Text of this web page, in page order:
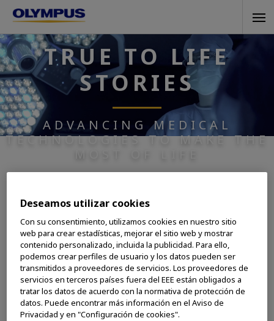
Skip
main
content TRUE TO LIFE
STORIES
ADVANCING MEDICAL
TECHNOLOGIES TO MAKE THE
Explore Olympus’ stories below
to learn more about our medical
technologies and their
influence on making people’s
lives healthier, safer, and more
fulfilling.
Deseamos utilizar cookies
Con su consentimiento, utilizamos cookies en nuestro sitio
web para crear estadísticas, mejorar el sitio web y mostrar
contenido personalizado, incluida la publicidad. Para ello,
podemos crear perfiles de usuario y los datos pueden ser
transmitidos a proveedores de servicios. Los proveedores de
servicios en terceros países fuera del EEE están obligados a
tratar los datos de acuerdo con la normativa de protección de
datos. Puede encontrar más información en el Aviso de
Privacidad y en "Configuración de cookies".